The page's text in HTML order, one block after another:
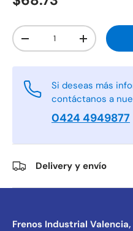
Cant.
-
+
Si deseas más
contáctanos a
0424 4949877
Delivery y envío
Frenos Industrial Valencia,